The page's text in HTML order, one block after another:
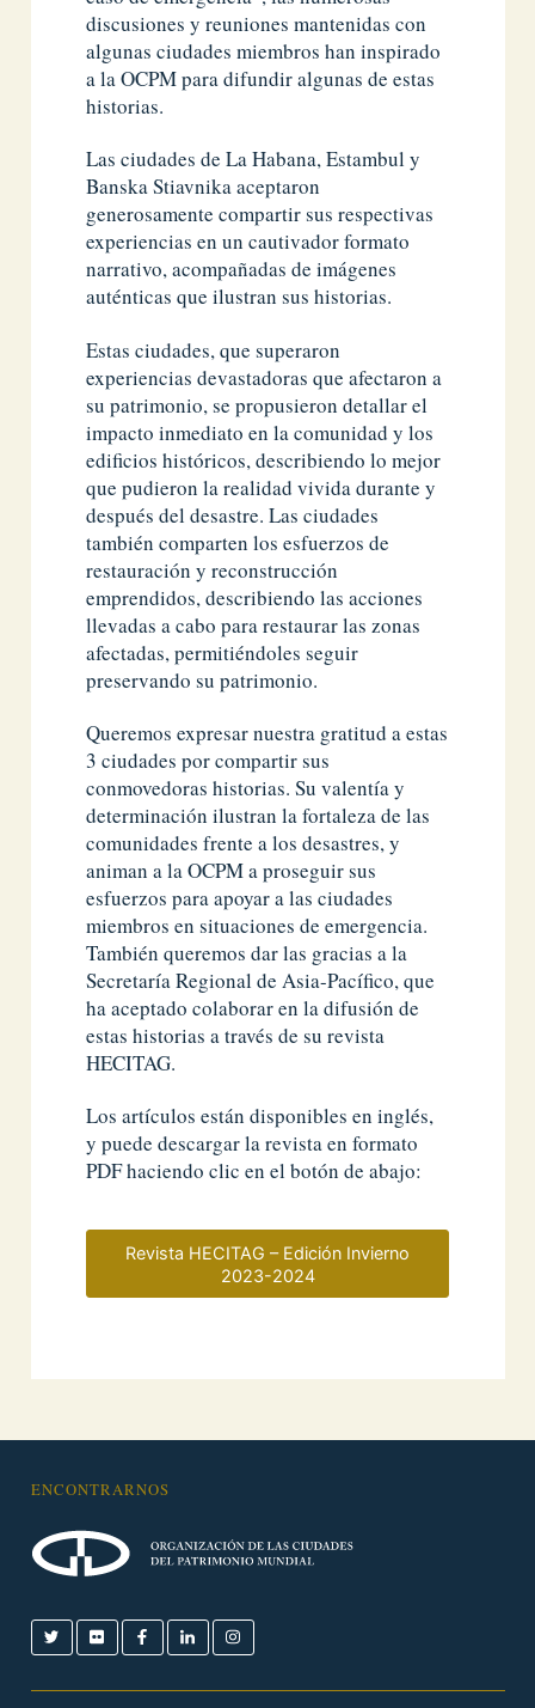
discusiones y reuniones mantenidas con
algunas ciudades miembros han inspirado
a la OCPM para difundir algunas de estas
historias.
Las ciudades de La Habana, Estambul y
Banska Stiavnika aceptaron
generosamente compartir sus respectivas
experiencias en un cautivador formato
narrativo, acompañadas de imágenes
auténticas que ilustran sus historias.
Estas ciudades, que superaron
experiencias devastadoras que afectaron a
su patrimonio, se propusieron detallar el
impacto inmediato en la comunidad y los
edificios históricos, describiendo lo mejor
que pudieron la realidad vivida durante y
después del desastre. Las ciudades
también comparten los esfuerzos de
restauración y reconstrucción
emprendidos, describiendo las acciones
llevadas a cabo para restaurar las zonas
afectadas, permitiéndoles seguir
preservando su patrimonio.
Queremos expresar nuestra gratitud a estas
3 ciudades por compartir sus
conmovedoras historias. Su valentía y
determinación ilustran la fortaleza de las
comunidades frente a los desastres, y
animan a la OCPM a proseguir sus
esfuerzos para apoyar a las ciudades
miembros en situaciones de emergencia.
También queremos dar las gracias a la
Secretaría Regional de Asia-Pacífico, que
ha aceptado colaborar en la difusión de
estas historias a través de su revista
HECITAG.
Los artículos están disponibles en inglés,
y puede descargar la revista en formato
PDF haciendo clic en el botón de abajo:
Revista HECITAG – Edición Invierno
2023-2024
ENCONTRARNOS